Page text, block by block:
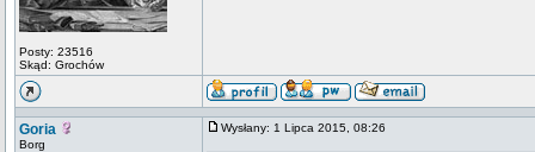
Posty: 23516
Skąd: Grochów
Goria
Borg
Wysłany: 1 Lipca 2015, 08:26